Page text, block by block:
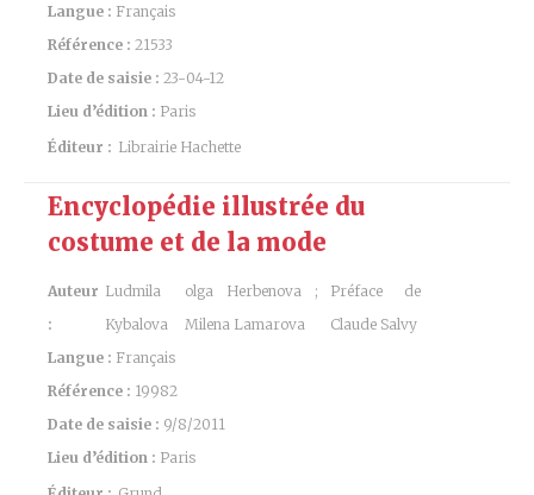
Langue : Français
Référence : 21533
Date de saisie : 23-04-12
Lieu d’édition : Paris
Éditeur : Librairie Hachette
Encyclopédie illustrée du
costume et de la mode
Auteur
:
Ludmila
Kybalova
olga Herbenova ;
Milena Lamarova
Préface de
Claude Salvy
Langue : Français
Référence : 19982
Date de saisie : 9/8/2011
Lieu d’édition : Paris